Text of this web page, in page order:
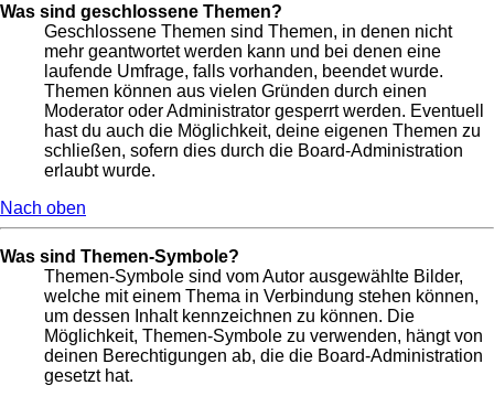
Was sind geschlossene Themen?
Geschlossene Themen sind Themen, in denen nicht
mehr geantwortet werden kann und bei denen eine
laufende Umfrage, falls vorhanden, beendet wurde.
Themen können aus vielen Gründen durch einen
Moderator oder Administrator gesperrt werden. Eventuell
hast du auch die Möglichkeit, deine eigenen Themen zu
schließen, sofern dies durch die Board-Administration
erlaubt wurde.
Nach oben
Was sind Themen-Symbole?
Themen-Symbole sind vom Autor ausgewählte Bilder,
welche mit einem Thema in Verbindung stehen können,
um dessen Inhalt kennzeichnen zu können. Die
Möglichkeit, Themen-Symbole zu verwenden, hängt von
deinen Berechtigungen ab, die die Board-Administration
gesetzt hat.